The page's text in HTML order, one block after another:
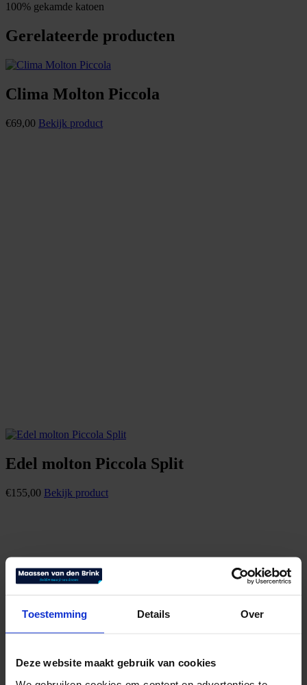
Toestemming Details Over
Deze website maakt gebruik van cookies
100% gekamde katoen
Gerelateerde producten
Clima Molton Piccola
€69,00 Bekijk product
Edel molton Piccola Split
€155,00 Bekijk product